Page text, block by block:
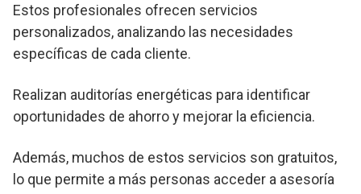
Estos profesionales ofrecen servicios
personalizados, analizando las necesidades
específicas de cada cliente.
Realizan auditorías energéticas para identificar
oportunidades de ahorro y mejorar la eficiencia.
Además, muchos de estos servicios son gratuitos,
lo que permite a más personas acceder a asesoría